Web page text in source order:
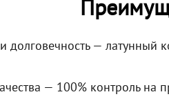
долговечность —
— 100% контроль на